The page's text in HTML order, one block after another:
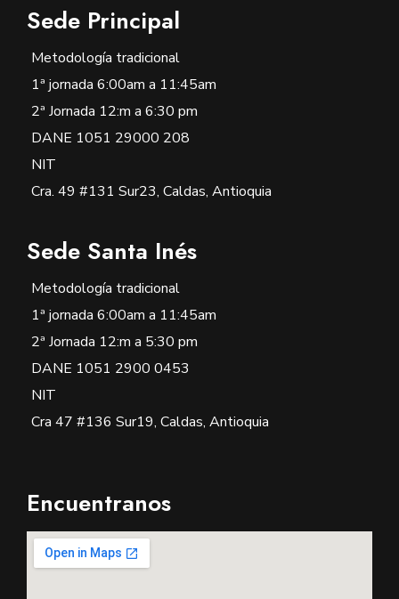
Sede Principal
Metodología tradicional
1ª jornada 6:00am a 11:45am
2ª Jornada 12:m a 6:30 pm
DANE 1051 29000 208
NIT
Cra. 49 #131 Sur23, Caldas, Antioquia
Sede Santa Inés
Metodología tradicional
1ª jornada 6:00am a 11:45am
2ª Jornada 12:m a 5:30 pm
DANE 1051 2900 0453
NIT
Cra 47 #136 Sur19, Caldas, Antioquia
Encuentranos